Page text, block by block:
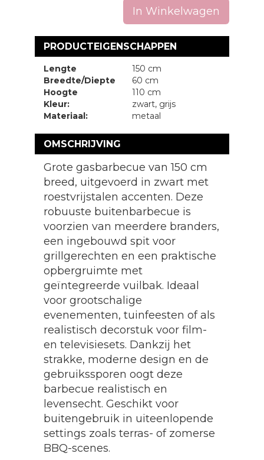
In Winkelwagen
PRODUCTEIGENSCHAPPEN
Lengte
150 cm
Breedte/Diepte
60 cm
Hoogte
110 cm
Kleur:
zwart, grijs
Materiaal:
metaal
OMSCHRIJVING
Grote gasbarbecue van 150 cm
breed, uitgevoerd in zwart met
roestvrijstalen accenten. Deze
robuuste buitenbarbecue is
voorzien van meerdere branders,
een ingebouwd spit voor
grillgerechten en een praktische
opbergruimte met
geïntegreerde vuilbak. Ideaal
voor grootschalige
evenementen, tuinfeesten of als
realistisch decorstuk voor film-
en televisiesets. Dankzij het
strakke, moderne design en de
gebruikssporen oogt deze
barbecue realistisch en
levensecht. Geschikt voor
buitengebruik in uiteenlopende
settings zoals terras- of zomerse
BBQ-scenes.